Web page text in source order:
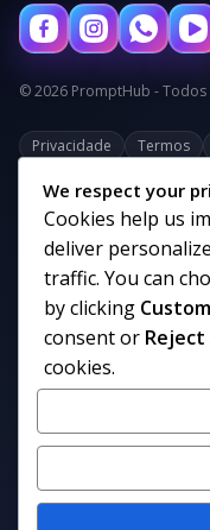
© 2026 PromptHub -
Privacidade Termos
Categorias
Links uteis
We respect your
Cookies help us
deliver
traffic. You can
by clicking
consent or Reject
cookies.